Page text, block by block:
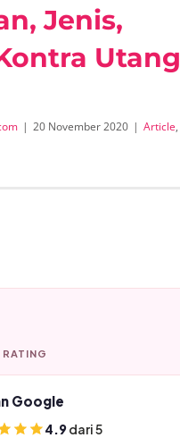
Jenis,
Utang
| 20 November 2020 | Article,
Google
4.9dari 5